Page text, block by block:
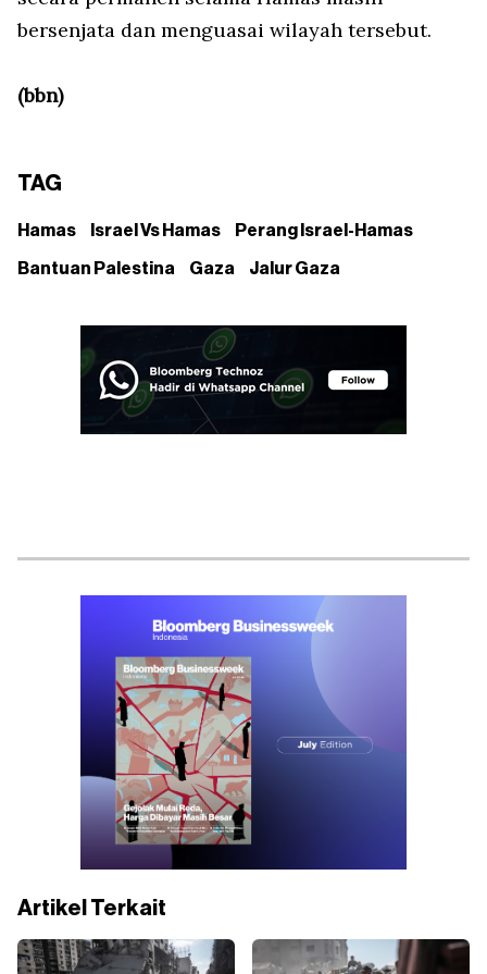
bersenjata dan menguasai wilayah tersebut.
(bbn)
TAG
Hamas Israel Vs Hamas Perang Israel-Hamas
Bantuan Palestina Gaza Jalur Gaza
Artikel Terkait